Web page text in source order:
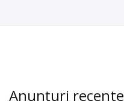
Anunțuri recente